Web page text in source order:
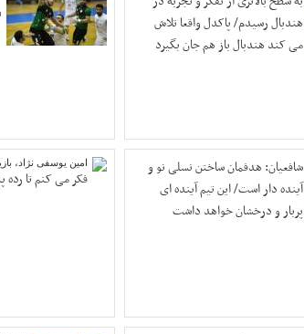
هندبال رسیدم/ پاکدل واقعا تلاش
می کند هندبال باز هم جان بگیرد
شافعیان: هدفمان ساختن نسلی نو‌ و
آینده ‌دار است/ این تیم آینده ای
پربار و درخشان خواهد داشت
امین یوسفی نژاد،
فکر می کنم تا رده